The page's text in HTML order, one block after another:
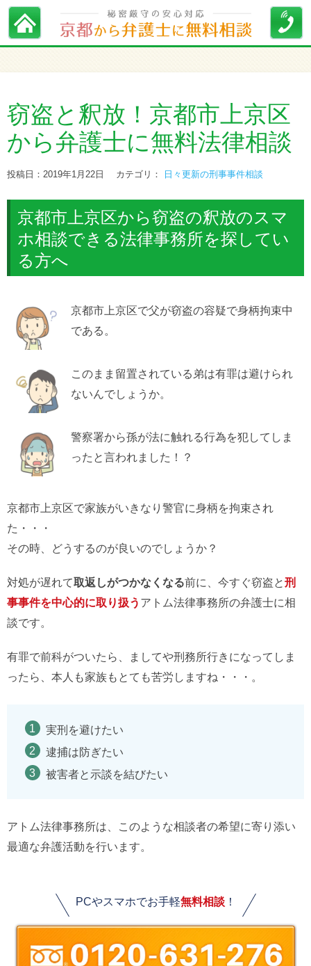
窃盗と釈放！京都市上京区
から弁護士に無料法律相談
投稿日：2019年1月22日 カテゴリ： 日々更新の刑事事件相談
京都市上京区から窃盗の釈放のスマ
ホ相談できる法律事務所を探してい
る方へ
京都市上京区で父が窃盗の容疑で身柄拘束中
である。
このまま留置されている弟は有罪は避けられ
ないんでしょうか。
警察署から孫が法に触れる行為を犯してしま
ったと言われました！？
京都市上京区で家族がいきなり警官に身柄を拘束され
た・・・
その時、どうするのが良いのでしょうか？
対処が遅れて取返しがつかなくなる前に、今すぐ窃盗と刑
事事件を中心的に取り扱う アトム法律事務所の弁護士に相
談です。
有罪で前科がついたら、ましてや刑務所行きになってしま
ったら、本人も家族もとても苦労しますね・・・。
実刑を避けたい
逮捕は防ぎたい
被害者と示談を結びたい
アトム法律事務所は、このような相談者の希望に寄り添い
最適な弁護活動を行います。
PCやスマホでお手軽無料相談！